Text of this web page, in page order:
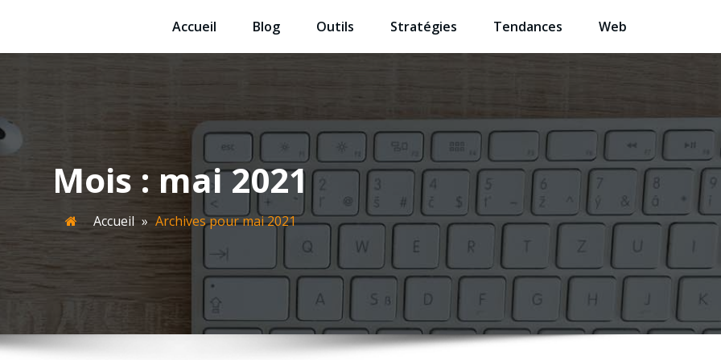
web-enviedemots76.fr
Accueil Blog Outils Stratégies Tendances Web
Mois : mai 2021
Accueil » Archives pour mai 2021